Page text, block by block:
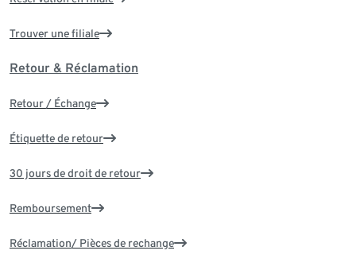
Trouver une filiale
Retour & Réclamation
Retour / Échange
Étiquette de retour
30 jours de droit de retour
Remboursement
Réclamation/ Pièces de rechange